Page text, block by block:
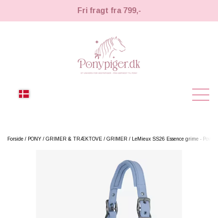
Fri fragt fra 799,-
NYHEDER
KÆPHESTE
KÆPHESTE
STRIGLER & TILBEHØR
LEMIEUX TOY PONY
TIL HESTEPIGER
Forside PONY GRIMER & TRÆKTOVE GRIMER LeMieux SS26 Essence grime -